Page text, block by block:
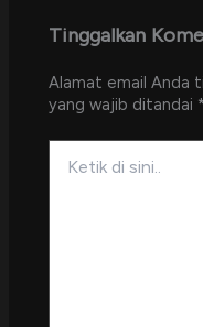
Tinggalkan
Alamat email Anda
yang wajib ditandai *